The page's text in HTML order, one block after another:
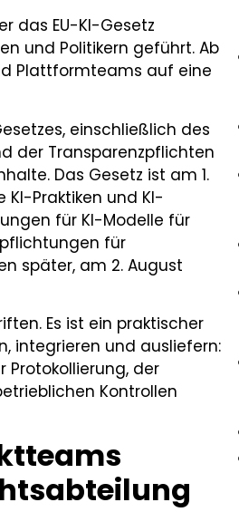
das EU-KI-Gesetz
und Politikern geführt. Ab
Plattformteams auf eine
einschließlich des
der Transparenzpflichten
Das Gesetz ist am 1.
Praktiken und KI-
für KI-Modelle für
für
später, am 2. August
Es ist ein praktischer
integrieren und ausliefern:
Protokollierung, der
Kontrollen